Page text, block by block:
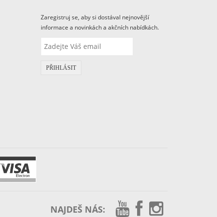
Zaregistruj se, aby si dostával nejnovější
informace a novinkách a akčních nabídkách.
PŘIHLÁSIT
NAJDEŠ NÁS: